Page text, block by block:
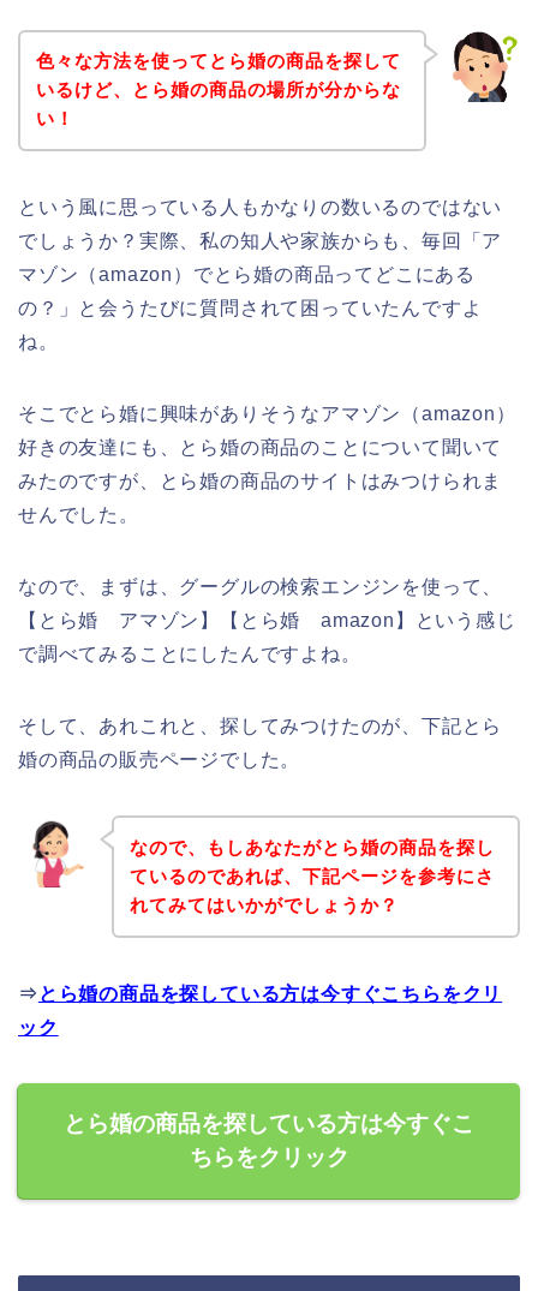
色々な方法を使ってとら婚の商品を探して
いるけど、とら婚の商品の場所が分からな
い！
という風に思っている人もかなりの数いるのではない
でしょうか？実際、私の知人や家族からも、毎回「ア
マゾン（amazon）でとら婚の商品ってどこにある
の？」と会うたびに質問されて困っていたんですよ
ね。
そこでとら婚に興味がありそうなアマゾン（amazon）
好きの友達にも、とら婚の商品のことについて聞いて
みたのですが、とら婚の商品のサイトはみつけられま
せんでした。
なので、まずは、グーグルの検索エンジンを使って、
【とら婚 アマゾン】【とら婚 amazon】という感じ
で調べてみることにしたんですよね。
そして、あれこれと、探してみつけたのが、下記とら
婚の商品の販売ページでした。
なので、もしあなたがとら婚の商品を探し
ているのであれば、下記ページを参考にさ
れてみてはいかがでしょうか？
⇒ とら婚の商品を探している方は今すぐこちらをクリ
ック
とら婚の商品を探している方は今すぐこ
ちらをクリック